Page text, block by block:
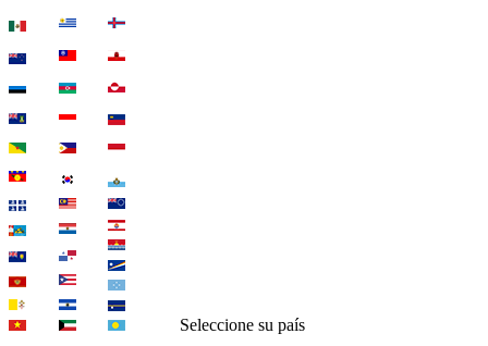
Seleccione su país